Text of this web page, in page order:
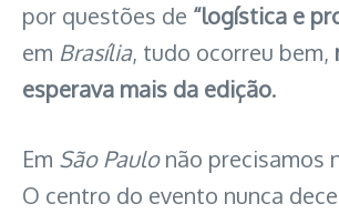
por questões de “logística e
em Brasília, tudo ocorreu bem,
esperava mais da edição.
Em São Paulonão precisamos
O centro do evento nunca